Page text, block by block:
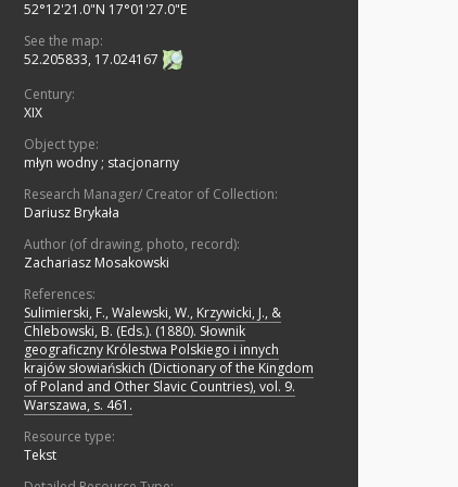
52°12'21.0"N 17°01'27.0"E
See the map:
52.205833, 17.024167
Century:
XIX
Object type:
młyn wodny ; stacjonarny
Research Manager/ Creator of Collection:
Dariusz Brykała
Author (of drawing, photo, record):
Zachariasz Mosakowski
References:
Sulimierski, F., Walewski, W., Krzywicki, J., &
Chlebowski, B. (Eds.). (1880). Słownik
geograficzny Królestwa Polskiego i innych
krajów słowiańskich (Dictionary of the Kingdom
of Poland and Other Slavic Countries), vol. 9.
Warszawa, s. 461.
Resource type:
Tekst